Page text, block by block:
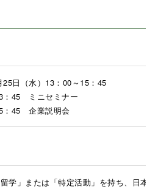
25日（水）13：00～15：45
：45 ミニセミナー
：45 企業説明会
学」または「特定活動」を持ち、日本